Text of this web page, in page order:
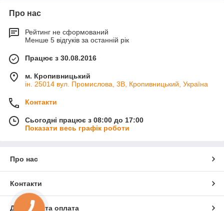
Про нас
Рейтинг не сформований
Менше 5 відгуків за останній рік
Працює з 30.08.2016
м. Кропивницький
ін. 25014 вул. Промислова, 3В, Кропивницький, Україна
Контакти
Сьогодні працює з 08:00 до 17:00
Показати весь графік роботи
Про нас
Контакти
Доставка та оплата